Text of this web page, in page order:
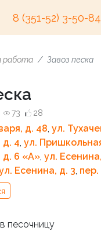
8 (351-52) 3-50-84
работа Завоз песка
73 28
д. 48, ул.
д. 4, ул.
6 «A», ул.
Есенина, д. 3,
песочницу